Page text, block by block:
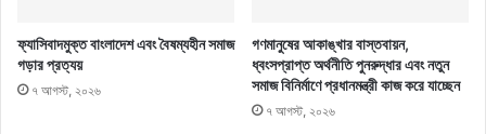
ফ্যাসিবাদমুক্ত বাংলাদেশ এবং বৈষম্যহীন সমাজ
গড়ার প্রত্যয়
৭ আগস্ট, ২০২৬
গণমানুষের আকাঙ্খার বাস্তবায়ন,
ধ্বংসপ্রাপ্ত অর্থনীতি পুনরুদ্ধার এবং নতুন
সমাজ বিনির্মাণে প্রধানমন্ত্রী কাজ করে যাচ্ছেন
৭ আগস্ট, ২০২৬